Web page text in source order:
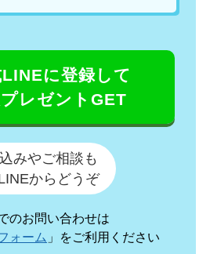
に登録して
レゼントGET
みやご相談も
からどうぞ
のお問い合わせは
ォーム 」をご利用ください